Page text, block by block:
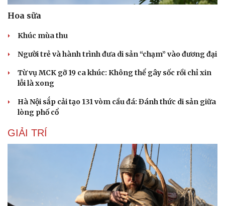
Hoa sữa
Khúc mùa thu
Người trẻ và hành trình đưa di sản “chạm” vào đương đại
Từ vụ MCK gỡ 19 ca khúc: Không thể gây sốc rồi chỉ xin
lỗi là xong
Hà Nội sắp cải tạo 131 vòm cầu đá: Đánh thức di sản giữa
lòng phố cổ
GIẢI TRÍ